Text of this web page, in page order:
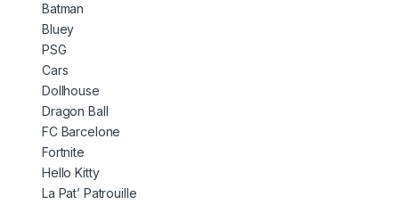
Batman
Bluey
PSG
Cars
Dollhouse
Dragon Ball
FC Barcelone
Fortnite
Hello Kitty
La Pat’ Patrouille